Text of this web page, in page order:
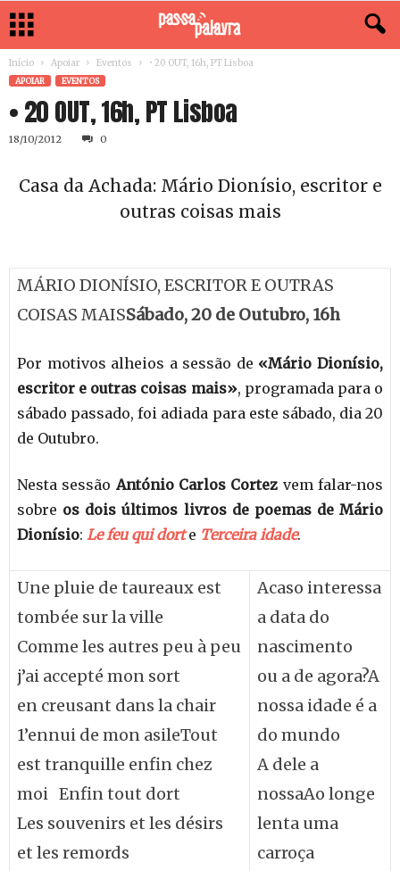
Início Apoiar Eventos • 20 OUT, 16h, PT Lisboa
APOIAR EVENTOS
• 20 OUT, 16h, PT Lisboa
18/10/2012 0
Casa da Achada: Mário Dionísio, escritor e
outras coisas mais
MÁRIO DIONÍSIO, ESCRITOR E OUTRAS
COISAS MAISSábado, 20 de Outubro, 16h
Por motivos alheios a sessão de «Mário Dionísio,
escritor e outras coisas mais», programada para o
sábado passado, foi adiada para este sábado, dia 20
de Outubro.
Nesta sessãoAntónio Carlos Cortez vem falar-nos
sobre os dois últimos livros de poemas de Mário
Dionísio: Le feu qui dorte Terceira idade.
Une pluie de taureaux est
tombée sur la ville
Comme les autres peu à peu
j’ai accepté mon sort
en creusant dans la chair
1’ennui de mon asileTout
est tranquille enfin chez
moi Enfin tout dort
Les souvenirs et les désirs
et les remords
Acaso interessa
a data do
nascimento
ou a de agora?A
nossa idade é a
do mundo
A dele a
nossaAo longe
lenta uma
carroça